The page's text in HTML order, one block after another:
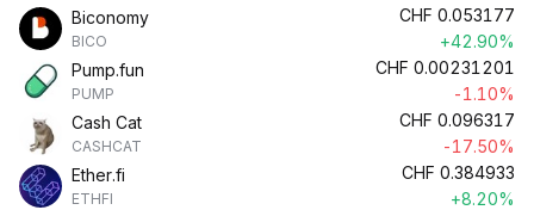
Biconomy
BICO
CHF 0.053177
+42.90%
Pump.fun
PUMP
CHF 0.00231201
-1.10%
Cash Cat
CASHCAT
CHF 0.096317
-17.50%
Ether.fi
ETHFI
CHF 0.384933
+8.20%